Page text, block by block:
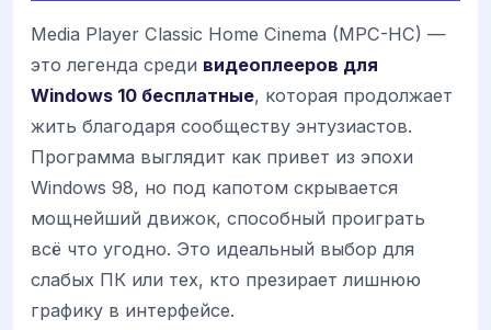
Media Player Classic Home Cinema (MPC-HC) —
это легенда среди видеоплееров для
Windows 10 бесплатные, которая продолжает
жить благодаря сообществу энтузиастов.
Программа выглядит как привет из эпохи
Windows 98, но под капотом скрывается
мощнейший движок, способный проиграть
всё что угодно. Это идеальный выбор для
слабых ПК или тех, кто презирает лишнюю
графику в интерфейсе.